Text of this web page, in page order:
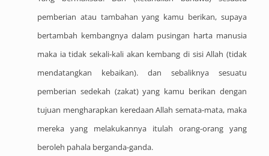
pemberian atau tambahan yang kamu berikan, supaya
bertambah kembangnya dalam pusingan harta manusia
maka ia tidak sekali-kali akan kembang di sisi Allah (tidak
mendatangkan kebaikan). dan sebaliknya sesuatu
pemberian sedekah (zakat) yang kamu berikan dengan
tujuan mengharapkan keredaan Allah semata-mata, maka
mereka yang melakukannya itulah orang-orang yang
beroleh pahala berganda-ganda.